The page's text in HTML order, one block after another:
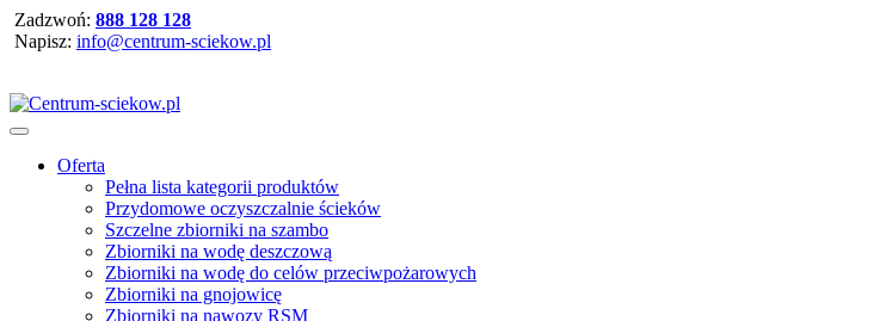
Zadzwoń: 888 128 128
Napisz: info@centrum-sciekow.pl
Oferta
Pełna lista kategorii produktów
Przydomowe oczyszczalnie ścieków
Szczelne zbiorniki na szambo
Zbiorniki na wodę deszczową
Zbiorniki na wodę do celów przeciwpożarowych
Zbiorniki na gnojowicę
Zbiorniki na nawozy RSM